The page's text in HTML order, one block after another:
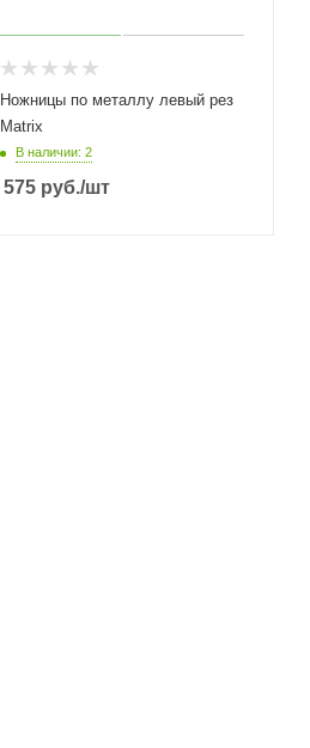
Ножницы по металлу левый рез
Matrix
В наличии: 2
575 руб./шт